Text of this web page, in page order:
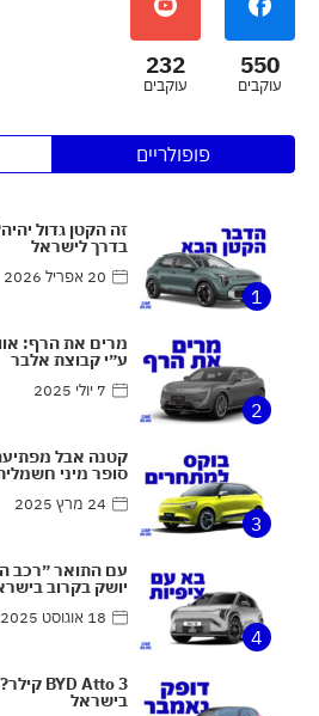
550
עוקבים
232
עוקבים
פופולריים
1
זה הקטן גדול
בדרך לישראל
20 אפריל 2026
2
ע״י קבוצת אלבר
7 יולי 2025
3
קטנה אבל
סופר מיני
24 מרץ 2025
4
יושק בקרוב
18 אוגוסט 2025
בישראל